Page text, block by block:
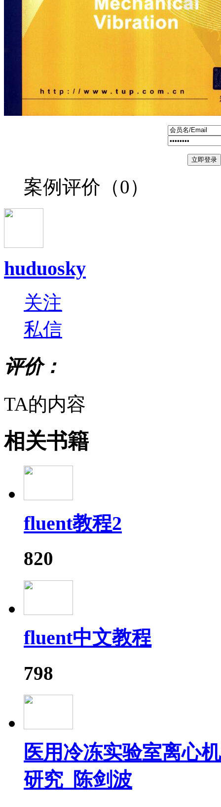
立即登录
案例评价（0）
huduosky
关注
私信
评价：
TA的内容
相关书籍
fluent教程2
820
fluent中文教程
798
医用冷冻实验室离心
研究_陈剑波